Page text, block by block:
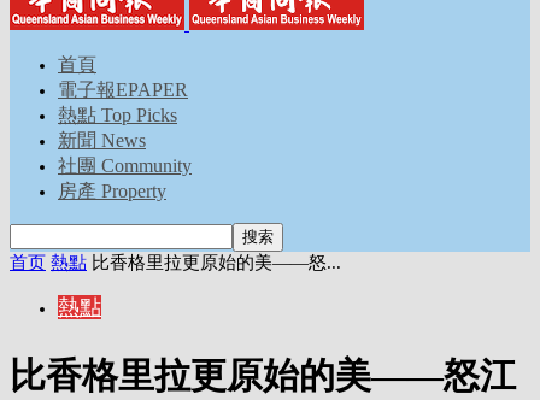
首頁
電子報EPAPER
熱點 Top Picks
新聞 News
社團 Community
房產 Property
首页 熱點 比香格里拉更原始的美——怒...
熱點
比香格里拉更原始的美——怒江